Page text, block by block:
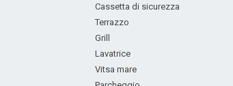
Cassetta di sicurezza
Terrazzo
Grill
Lavatrice
Vitsa mare